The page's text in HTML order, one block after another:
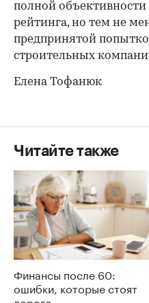
полной объективности
рейтинга, но тем не
предпринятой
строительных
Елена Тофанюк
Читайте также
Финансы после 60:
ошибки, которые стоят